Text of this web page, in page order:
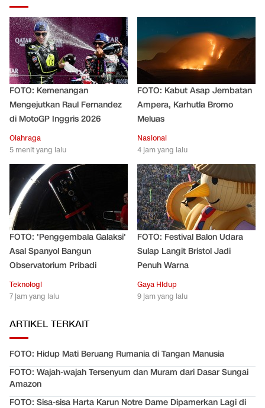
FOTO: Kemenangan
Mengejutkan Raul Fernandez
di MotoGP Inggris 2026
Olahraga
5 menit yang lalu
FOTO: Kabut Asap Jembatan
Ampera, Karhutla Bromo
Meluas
Nasional
4 jam yang lalu
FOTO: 'Penggembala Galaksi'
Asal Spanyol Bangun
Observatorium Pribadi
Teknologi
7 jam yang lalu
FOTO: Festival Balon Udara
Sulap Langit Bristol Jadi
Penuh Warna
Gaya Hidup
9 jam yang lalu
ARTIKEL TERKAIT
FOTO: Hidup Mati Beruang Rumania di Tangan Manusia
FOTO: Wajah-wajah Tersenyum dan Muram dari Dasar Sungai
Amazon
FOTO: Sisa-sisa Harta Karun Notre Dame Dipamerkan Lagi di